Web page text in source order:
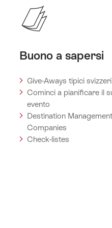
Buono a sapersi
Give-Aways tipici svizzeri
Cominci a pianificare il
evento
Destination Management
Companies
Check-listes